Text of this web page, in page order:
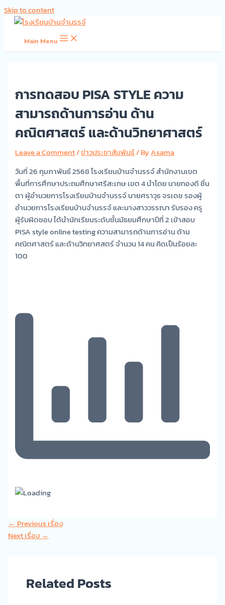
Skip to content
Main Menu
การทดสอบ PISA STYLE ความ
สามารถด้านการอ่าน ด้าน
คณิตศาสตร์ และด้านวิทยาศาสตร์
Leave a Comment/ข่าวประชาสัมพันธ์/ ByAsama
วันที่ 26 กุมภาพันธ์ 2568 โรงเรียนบ้านจำนรรจ์ สำนักงานเขต
พื้นที่การศึกษาประถมศึกษาศรีสะเกษ เขต 4 นำโดย นายทองดี ชื่น
ตา ผู้อำนวยการโรงเรียนบ้านจำนรรจ์ นายศราวุธ จรเดช รองผู้
อำนวยการโรงเรียนบ้านจำนรรจ์ และนางสาววรรณา รับรอง ครู
ผู้รับผิดชอบ ได้นำนักเรียนระดับชั้นมัธยมศึกษาปีที่ 2 เข้าสอบ
PISA style online testing ความสามารถด้านการอ่าน ด้าน
คณิตศาสตร์ และด้านวิทยาศสตร์ จำนวน 14 คน คิดเป็นร้อยละ
100
← Previous เรื่อง
Next เรื่อง →
Related Posts